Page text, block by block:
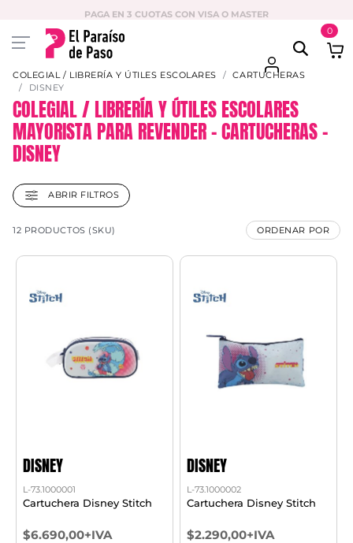
PAGA EN 3 CUOTAS CON VISA O MASTER
0
COLEGIAL / LIBRERÍA Y ÚTILES ESCOLARES
CARTUCHERAS
DISNEY
COLEGIAL / LIBRERÍA Y ÚTILES ESCOLARES
MAYORISTA PARA REVENDER – CARTUCHERAS –
DISNEY
ABRIR FILTROS
12 PRODUCTOS (SKU) ORDENAR POR
DISNEY
L-73.1000001
Cartuchera Disney Stitch
$6.690,00+IVA
DISNEY
L-73.1000002
Cartuchera Disney Stitch
$2.290,00+IVA